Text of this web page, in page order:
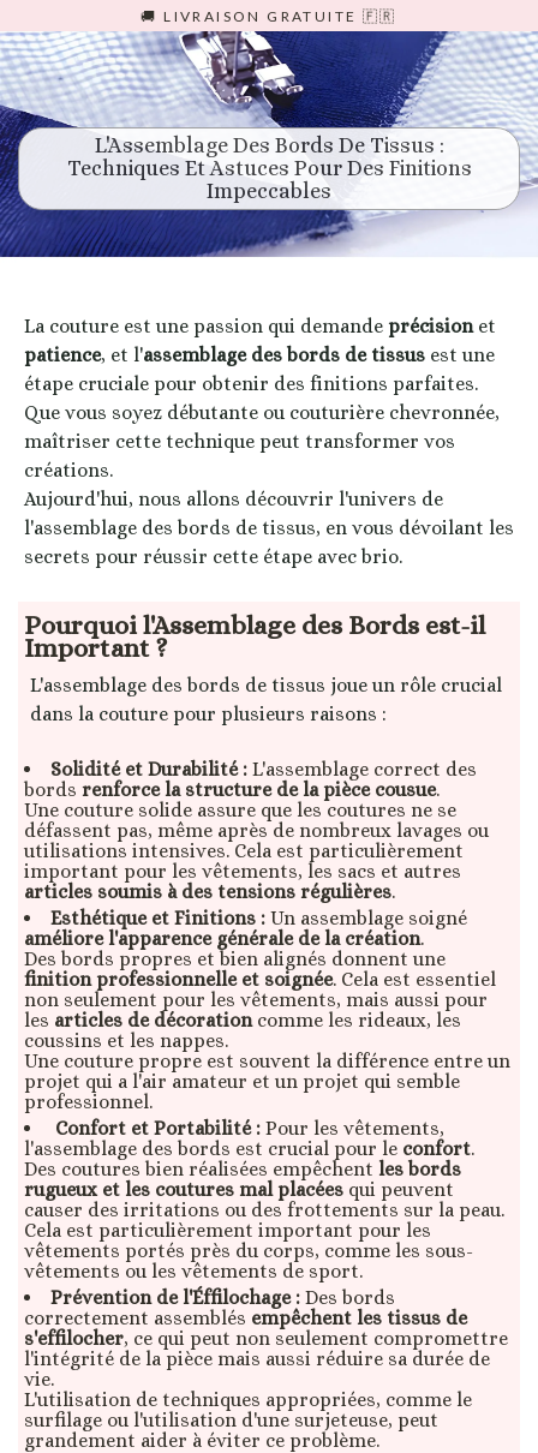
contenu
🚚 LIVRAISON GRATUITE 🇫🇷
L'Assemblage Des Bords De Tissus :
Techniques Et Astuces Pour Des Finitions
Impeccables
La couture est une passion qui demande précision et
patience, et l'assemblage des bords de tissus est une
étape cruciale pour obtenir des finitions parfaites.
Que vous soyez débutante ou couturière chevronnée,
maîtriser cette technique peut transformer vos
créations.
Aujourd'hui, nous allons découvrir l'univers de
l'assemblage des bords de tissus, en vous dévoilant les
secrets pour réussir cette étape avec brio.
Pourquoi l'Assemblage des Bords est-il
Important ?
L'assemblage des bords de tissus joue un rôle crucial
dans la couture pour plusieurs raisons :
Solidité et Durabilité : L'assemblage correct des
bords renforce la structure de la pièce cousue.
Une couture solide assure que les coutures ne se
défassent pas, même après de nombreux lavages ou
utilisations intensives. Cela est particulièrement
important pour les vêtements, les sacs et autres
articles soumis à des tensions régulières.
Esthétique et Finitions : Un assemblage soigné
améliore l'apparence générale de la création.
Des bords propres et bien alignés donnent une
finition professionnelle et soignée. Cela est essentiel
non seulement pour les vêtements, mais aussi pour
les articles de décorationcomme les rideaux, les
coussins et les nappes.
Une couture propre est souvent la différence entre un
projet qui a l'air amateur et un projet qui semble
professionnel.
Confort et Portabilité : Pour les vêtements,
l'assemblage des bords est crucial pour le confort.
Des coutures bien réalisées empêchent les bords
rugueux et les coutures mal placées qui peuvent
causer des irritations ou des frottements sur la peau.
Cela est particulièrement important pour les
vêtements portés près du corps, comme les sous-
vêtements ou les vêtements de sport.
Prévention de l'Éffilochage : Des bords
correctement assemblés empêchent les tissus de
s'effilocher, ce qui peut non seulement compromettre
l'intégrité de la pièce mais aussi réduire sa durée de
vie.
L'utilisation de techniques appropriées, comme le
surfilage ou l'utilisation d'une surjeteuse, peut
grandement aider à éviter ce problème.